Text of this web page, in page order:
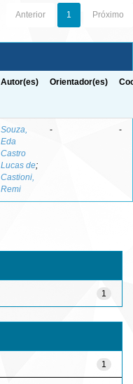
Anterior 1 Próximo
Autor(es) Orientador(es)
Souza,
Eda
Castro
Lucas de;
Castioni,
Remi
- -
1
1